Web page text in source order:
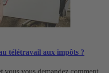
télétravail aux impôts ?
vous vous demandez comment